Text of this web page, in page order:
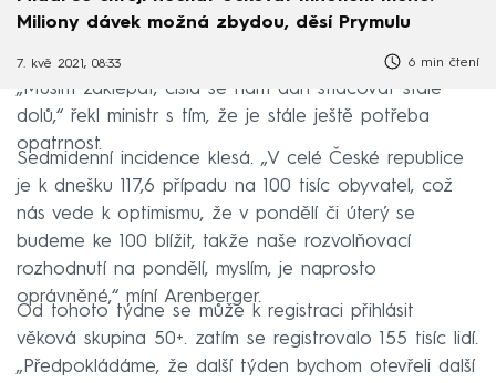
Miliony dávek možná zbydou, děsí Prymulu
7. kvě 2021, 08:33 6 min čtení
„Musím zaklepat, čísla se nám daří stlačovat stále
dolů,“ řekl ministr s tím, že je stále ještě potřeba
opatrnost.
Sedmidenní incidence klesá. „V celé České republice
je k dnešku 117,6 případu na 100 tisíc obyvatel, což
nás vede k optimismu, že v pondělí či úterý se
budeme ke 100 blížit, takže naše rozvolňovací
rozhodnutí na pondělí, myslím, je naprosto
oprávněné,“ míní Arenberger.
Od tohoto týdne se může k registraci přihlásit
věková skupina 50+. zatím se registrovalo 155 tisíc lidí.
„Předpokládáme, že další týden bychom otevřeli další